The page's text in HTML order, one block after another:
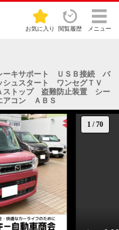
お気に入り 閲覧履歴 メニュー
ーキサポート ＵＳＢ接続 バ
シュスタート ワンセグＴＶ
トップ 盗難防止装置 シー
アコン ＡＢＳ
1 /70